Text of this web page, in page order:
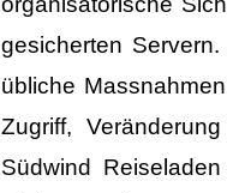
gesicherten
übliche
Zugriff,
Südwind